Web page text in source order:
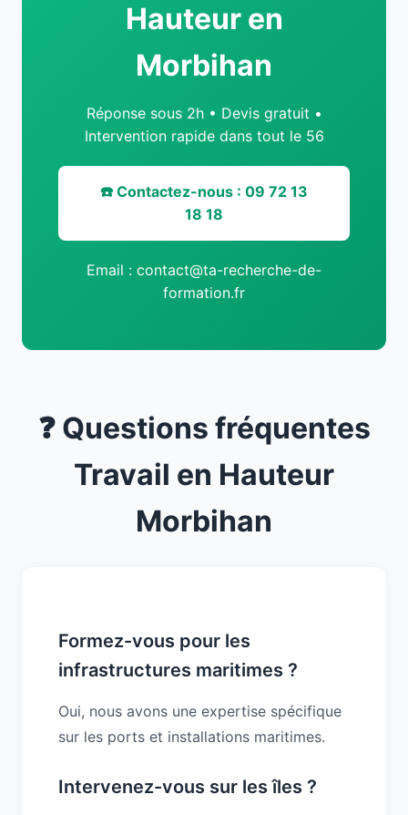
Hauteur en
Morbihan
Réponse sous 2h • Devis gratuit •
Intervention rapide dans tout le 56
☎️ Contactez-nous : 09 72 13
18 18
Email : contact@ta-recherche-de-
formation.fr
❓ Questions fréquentes
Travail en Hauteur
Morbihan
Formez-vous pour les
infrastructures maritimes ?
Oui, nous avons une expertise spécifique
sur les ports et installations maritimes.
Intervenez-vous sur les îles ?